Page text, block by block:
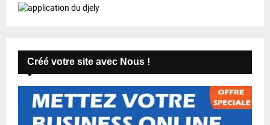
i
n
s
Créé votre site avec Nous !